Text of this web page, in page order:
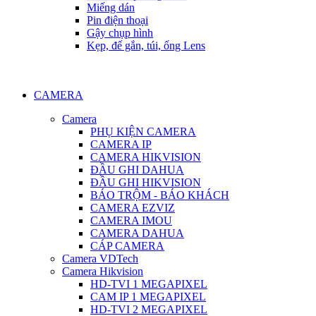
Miếng dán
Pin điện thoại
Gậy chụp hình
Kẹp, đế gắn, túi, ống Lens
CAMERA
Camera
PHỤ KIỆN CAMERA
CAMERA IP
CAMERA HIKVISION
ĐẦU GHI DAHUA
ĐẦU GHI HIKVISION
BÁO TRỘM - BÁO KHÁCH
CAMERA EZVIZ
CAMERA IMOU
CAMERA DAHUA
CÁP CAMERA
Camera VDTech
Camera Hikvision
HD-TVI 1 MEGAPIXEL
CAM IP 1 MEGAPIXEL
HD-TVI 2 MEGAPIXEL